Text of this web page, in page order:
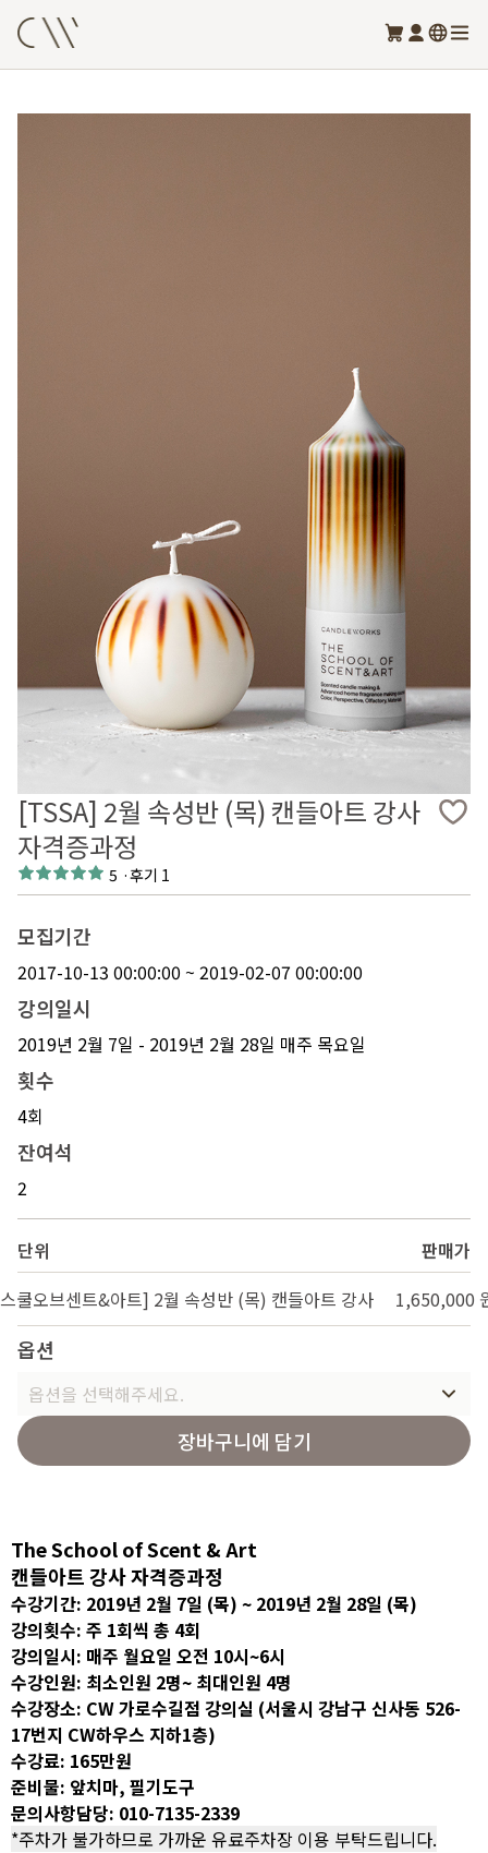
[TSSA] 2월 속성반 (목) 캔들아트 강사
자격증과정
5 ·후기 1
모집기간
2017-10-13 00:00:00 ~ 2019-02-07 00:00:00
강의일시
2019년 2월 7일 - 2019년 2월 28일 매주 목요일
횟수
4회
잔여석
2
단위
판매가
쿨오브센트&아트] 2월 속성반 (목) 캔들아트 강사
1,650,000
옵션
옵션을 선택해주세요.
장바구니에 담기
The School of Scent & Art
캔들아트 강사 자격증과정
수강기간: 2019년 2월 7일 (목) ~ 2019년 2월 28일 (목)
강의횟수: 주 1회씩 총 4회
강의일시: 매주 월요일 오전 10시~6시
수강인원: 최소인원 2명~ 최대인원 4명
수강장소: CW 가로수길점 강의실 (서울시 강남구 신사동 526-
17번지 CW하우스 지하1층)
수강료: 165만원
준비물: 앞치마, 필기도구
문의사항담당: 010-7135-2339
*주차가 불가하므로 가까운 유료주차장 이용 부탁드립니다.